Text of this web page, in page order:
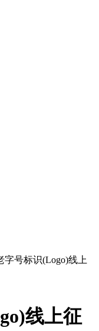
字号标识(Logo)线上
线上征